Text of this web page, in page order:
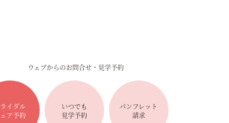
ウェブからのお問合せ・見学予約
イダル
ア予約
いつでも
見学予約
パンフレット
請求